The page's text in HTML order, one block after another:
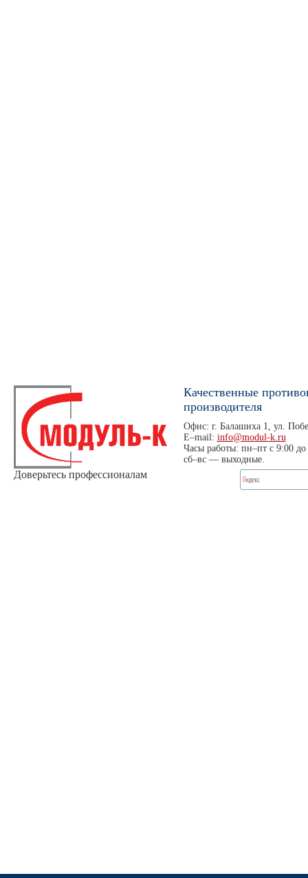
Доверьтесь профессионалам
Качественные
производителя
Офис: г. Балашиха 1, ул.
E–mail: info@modul-k.ru
Часы работы: пн–пт с 9:00 до
сб–вс — выходные.